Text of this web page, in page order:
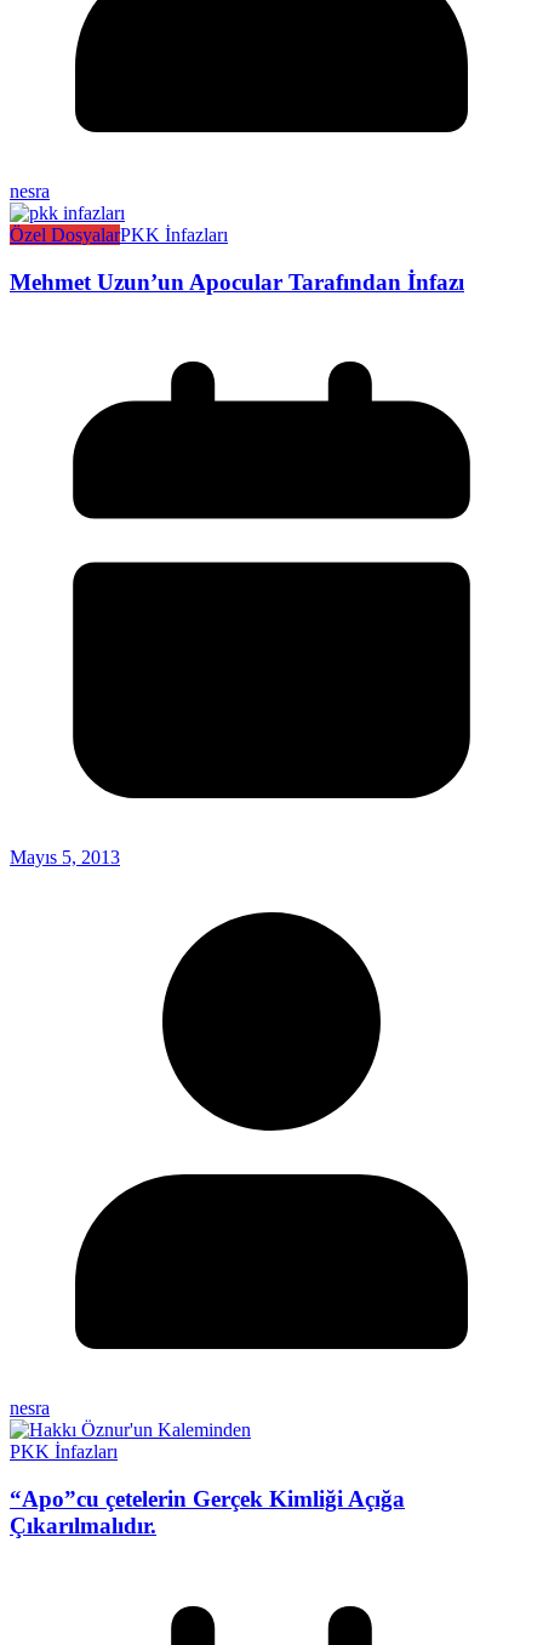
nesra
Özel DosyalarPKK İnfazları
Mehmet Uzun’un Apocular Tarafından İnfazı
Mayıs 5, 2013
nesra
PKK İnfazları
“Apo”cu çetelerin Gerçek Kimliği Açığa
Çıkarılmalıdır.